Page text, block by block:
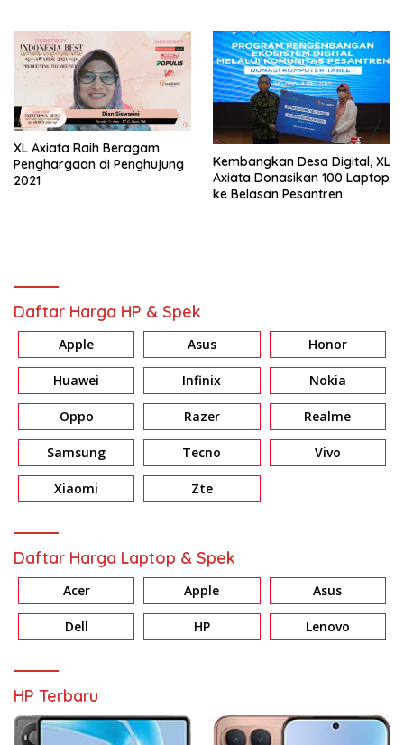
XL Axiata Raih Beragam
Penghargaan di Penghujung
2021
Kembangkan Desa Digital, XL
Axiata Donasikan 100 Laptop
ke Belasan Pesantren
Daftar Harga HP & Spek
Apple Asus Honor
Huawei Infinix Nokia
Oppo Razer Realme
Samsung Tecno Vivo
Xiaomi Zte
Daftar Harga Laptop & Spek
Acer Apple Asus
Dell HP Lenovo
HP Terbaru